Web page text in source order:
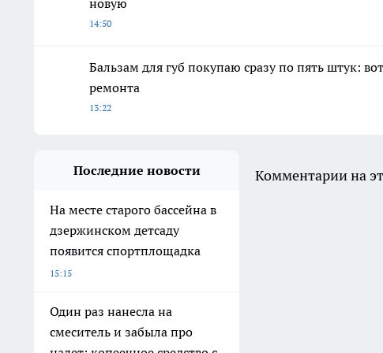
14:50
Бальзам для губ покупаю сразу по пять штук:
ремонта
13:22
Последние новости
На месте старого бассейна в
дзержинском детсаду
появится спортплощадка
15:15
Один раз нанесла на
смеситель и забыла про
Комментарии на